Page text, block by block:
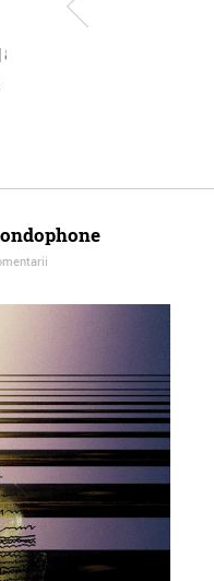
the
26, 17
Vernisajul expoziției
colective Bucureşti
Optimixed la Imbold,
Galeria